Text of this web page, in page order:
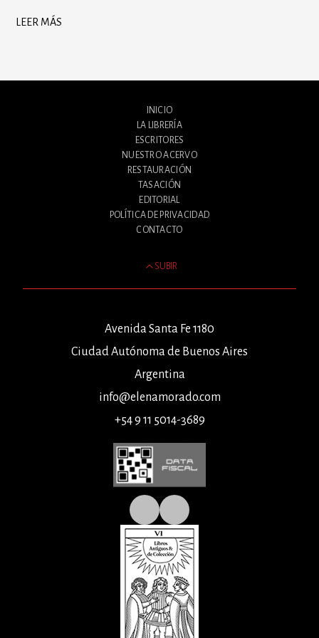
LEER MÁS
INICIO
LA LIBRERÍA
ESCRITORES
NUESTRO ACERVO
RESTAURACIÓN
TASACIÓN
EDITORIAL
POLÍTICA DE PRIVACIDAD
CONTACTO
SUBIR
Avenida Santa Fe 1180
Ciudad Autónoma de Buenos Aires
Argentina
info@elenamorado.com
+54 9 11 5014-3689